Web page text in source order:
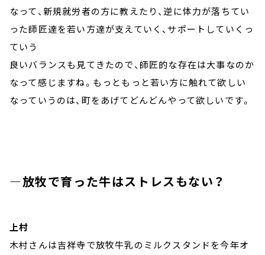
なって、新規就労者の方に教えたり、逆に体力が落ちてい
った師匠達を若い方達が支えていく、サポートしていくっ
ていう
良いバランスも見てきたので、師匠的な存在は大事なのか
なって感じますね。もっともっと若い方に触れて欲しい
なっていうのは、町をあげてどんどんやって欲しいです。
―放牧で育った牛はストレスもない？
上村
木村さんは吉祥寺で放牧牛乳のミルクスタンドを今年オ